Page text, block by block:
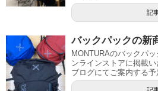
記
バックパックの新
MONTURAのバックパ
ンラインストアに掲載
ブログにてご案内する予
記